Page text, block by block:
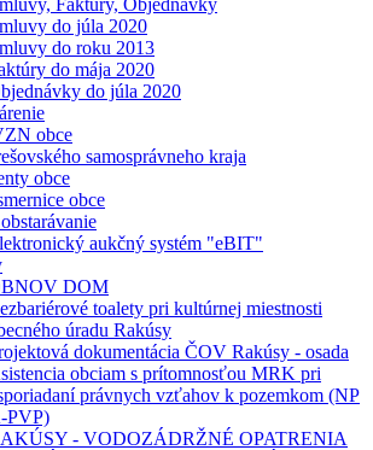
Faktúry, Objednávky
do júla 2020
do roku 2013
do mája 2020
do júla 2020
obce
samosprávneho kraja
obce
obce
aukčný systém "eBIT"
DOM
toalety pri kultúrnej miestnosti
úradu Rakúsy
dokumentácia ČOV Rakúsy - osada
obciam s prítomnosťou MRK pri
právnych vzťahov k pozemkom (NP
PVP)
- VODOZÁDRŽNÉ OPATRENIA